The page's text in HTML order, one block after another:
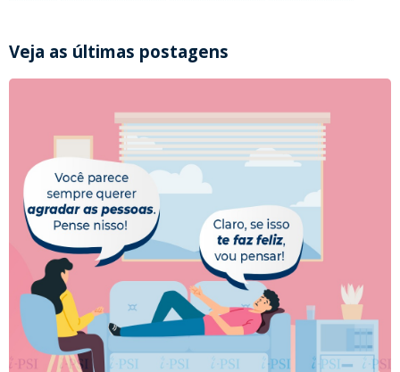
Veja as últimas postagens